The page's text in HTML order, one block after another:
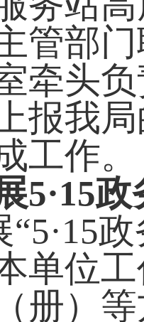
管部
牵头
报我
工作。
5·15
“5·15
单位
册）